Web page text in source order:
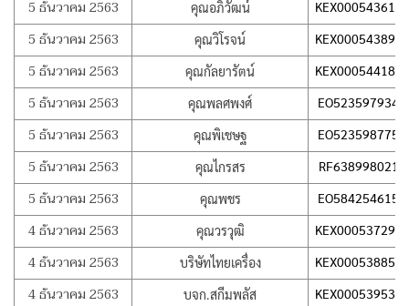
5 ธันวาคม 2563 คุณอภิวัฒน์
5 ธันวาคม 2563 คุณวิโรจน์
5 ธันวาคม 2563 คุณกัลยารัตน์
5 ธันวาคม 2563 คุณพลศพงศ์
5 ธันวาคม 2563 คุณพิเชษฐ
5 ธันวาคม 2563 คุณไกรสร
5 ธันวาคม 2563 คุณพชร
4 ธันวาคม 2563 คุณวรวุฒิ
4 ธันวาคม 2563 บริษัทไทยเครื่อง
4 ธันวาคม 2563 บจก.สกีมพลัส